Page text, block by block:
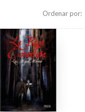
Ordenar por: